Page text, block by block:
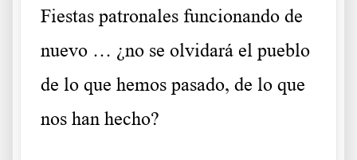
Fiestas patronales funcionando de
nuevo … ¿no se olvidará el pueblo
de lo que hemos pasado, de lo que
nos han hecho?